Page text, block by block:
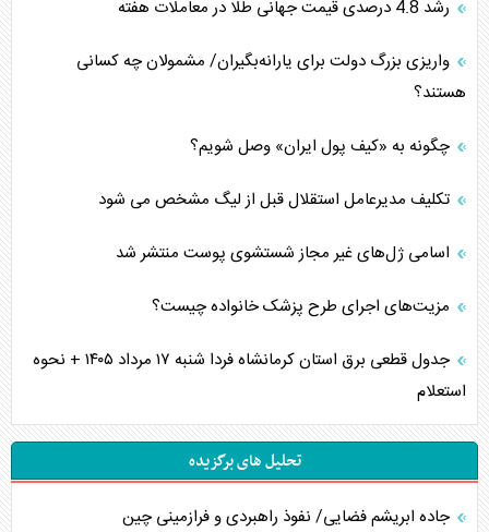
رشد 4.8 درصدی قیمت جهانی طلا در معاملات هفته
واریزی بزرگ دولت برای یارانه‌بگیران/ مشمولان چه کسانی
هستند؟
چگونه به «کیف پول ایران» وصل شویم؟
تکلیف مدیرعامل استقلال قبل از لیگ مشخص می شود
اسامی ژل‌های غیر مجاز شستشوی پوست منتشر شد
مزیت‌های اجرای طرح پزشک خانواده چیست؟
جدول قطعی برق استان کرمانشاه فردا شنبه ۱۷ مرداد ۱۴۰۵ + نحوه
استعلام
تحلیل های برگزیده
جاده ابریشم فضایی/ نفوذ راهبردی و فرازمینی چین